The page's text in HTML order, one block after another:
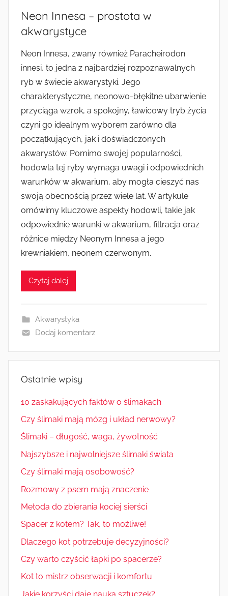
Neon Innesa – prostota w
akwarystyce
Neon Innesa, zwany również Paracheirodon
innesi, to jedna z najbardziej rozpoznawalnych
ryb w świecie akwarystyki. Jego
charakterystyczne, neonowo-błękitne ubarwienie
przyciąga wzrok, a spokojny, ławicowy tryb życia
czyni go idealnym wyborem zarówno dla
początkujących, jak i doświadczonych
akwarystów. Pomimo swojej popularności,
hodowla tej ryby wymaga uwagi i odpowiednich
warunków w akwarium, aby mogła cieszyć nas
swoją obecnością przez wiele lat. W artykule
omówimy kluczowe aspekty hodowli, takie jak
odpowiednie warunki w akwarium, filtracja oraz
różnice między Neonym Innesa a jego
krewniakiem, neonem czerwonym.
Czytaj dalej
Akwarystyka
Dodaj komentarz
Ostatnie wpisy
10 zaskakujących faktów o ślimakach
Czy ślimaki mają mózg i układ nerwowy?
Ślimaki – długość, waga, żywotność
Najszybsze i najwolniejsze ślimaki świata
Czy ślimaki mają osobowość?
Rozmowy z psem mają znaczenie
Metoda do zbierania kociej sierści
Spacer z kotem? Tak, to możliwe!
Dlaczego kot potrzebuje decyzyjności?
Czy warto czyścić łapki po spacerze?
Kot to mistrz obserwacji i komfortu